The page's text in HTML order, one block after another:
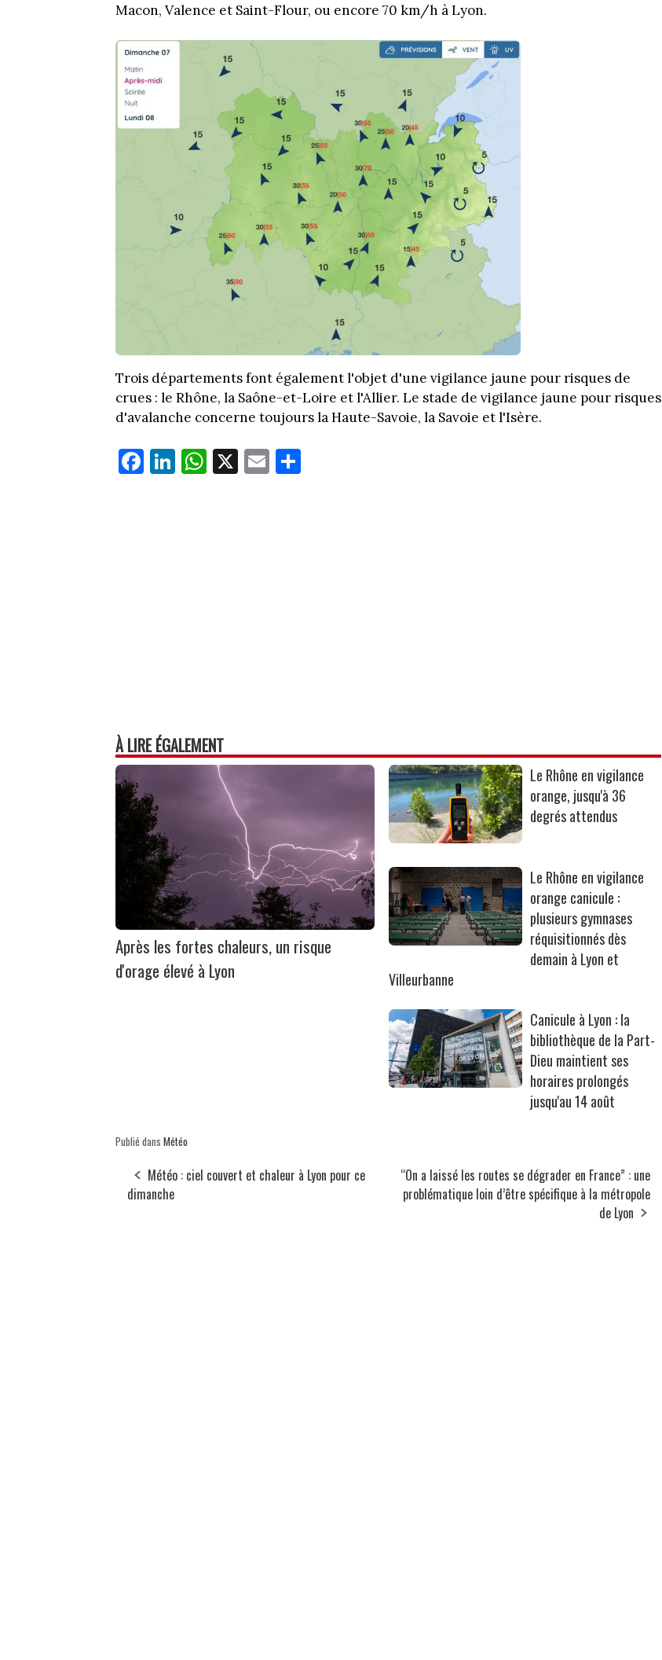
Macon, Valence et Saint-Flour, ou encore 70 km/h à Lyon.
Trois départements font également l'objet d'une vigilance jaune pour risques de
crues : le Rhône, la Saône-et-Loire et l'Allier. Le stade de vigilance jaune pour risques
d'avalanche concerne toujours la Haute-Savoie, la Savoie et l'Isère.
Fa
ce
Li
nk
W
ha
X E
m
À LIRE ÉGALEMENT
Après les fortes chaleurs, un risque
d'orage élevé à Lyon
Le Rhône en vigilance
orange, jusqu'à 36
degrés attendus
Le Rhône en vigilance
orange canicule :
plusieurs gymnases
réquisitionnés dès
demain à Lyon et
Villeurbanne
Canicule à Lyon : la
bibliothèque de la Part-
Dieu maintient ses
horaires prolongés
jusqu'au 14 août
Publié dans Météo
Météo : ciel couvert et chaleur à Lyon pour ce
dimanche
“On a laissé les routes se dégrader en France” : une
problématique loin d’être spécifique à la métropole
de Lyon